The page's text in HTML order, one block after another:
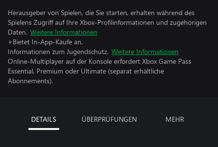
Herausgeber von Spielen, die Sie starten, erhalten während des
Spielens Zugriff auf Ihre Xbox-Profilinformationen und zugehörigen
Daten. Weitere Informationen
+Bietet In-App-Käufe an.
Informationen zum Jugendschutz. Weitere Informationen
Online-Multiplayer auf der Konsole erfordert Xbox Game Pass
Essential, Premium oder Ultimate (separat erhältliche
Abonnements).
DETAILS ÜBERPRÜFUNGEN MEHR